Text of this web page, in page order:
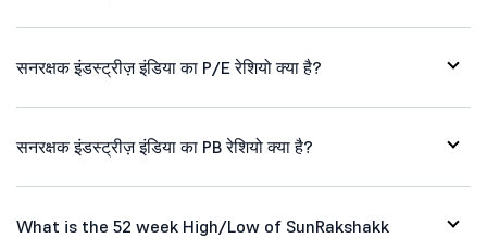
सनरक्षक इंडस्ट्रीज़ इंडिया का P/E रेशियो क्या है?
सनरक्षक इंडस्ट्रीज़ इंडिया का PB रेशियो क्या है?
What is the 52 week High/Low of SunRakshakk